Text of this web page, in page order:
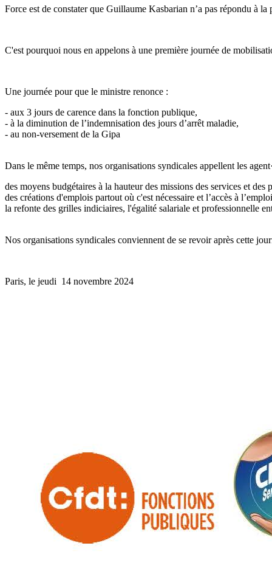
Force est de constater que Guillaume Kasbarian n’a pas répondu à
C'est pourquoi nous en appelons à une première journée de
Une journée pour que le ministre renonce :
- aux 3 jours de carence dans la fonction publique,
- à la diminution de l’indemnisation des jours d’arrêt maladie,
- au non-versement de la Gipa
Dans le même temps, nos organisations syndicales appellent les
des moyens budgétaires à la hauteur des missions des services et des
des créations d'emplois partout où c'est nécessaire et l’accès à
la refonte des grilles indiciaires, l'égalité salariale et professionnelle
Nos organisations syndicales conviennent de se revoir après cette
Paris, le jeudi 14 novembre 2024